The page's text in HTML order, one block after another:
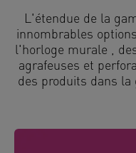
L'étendue de la
innombrables
l'horloge murale ,
agrafeuses et
des produits dans